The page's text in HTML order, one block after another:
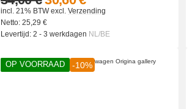
incl. 21% BTWexcl. Verzending
Netto: 25,29 €
Levertijd: 2 - 3 werkdagen NL/BE
OP VOORRAAD -10%